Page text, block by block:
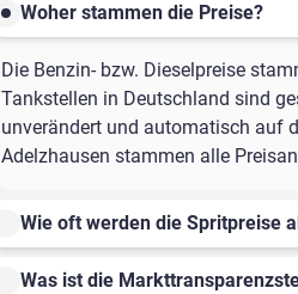
Woher stammen die Preise?
Die Benzin- bzw. Dieselpreise
Tankstellen in Deutschland sind
unverändert und automatisch auf
Adelzhausen stammen alle
Wie oft werden die Spritpreise
Was ist die